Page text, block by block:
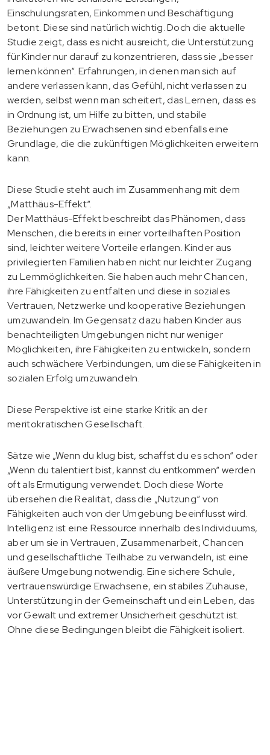
Einschulungsraten, Einkommen und Beschäftigung
betont. Diese sind natürlich wichtig. Doch die aktuelle
Studie zeigt, dass es nicht ausreicht, die Unterstützung
für Kinder nur darauf zu konzentrieren, dass sie „besser
lernen können“. Erfahrungen, in denen man sich auf
andere verlassen kann, das Gefühl, nicht verlassen zu
werden, selbst wenn man scheitert, das Lernen, dass es
in Ordnung ist, um Hilfe zu bitten, und stabile
Beziehungen zu Erwachsenen sind ebenfalls eine
Grundlage, die die zukünftigen Möglichkeiten erweitern
kann.
Diese Studie steht auch im Zusammenhang mit dem
„Matthäus-Effekt“.
Der Matthäus-Effekt beschreibt das Phänomen, dass
Menschen, die bereits in einer vorteilhaften Position
sind, leichter weitere Vorteile erlangen. Kinder aus
privilegierten Familien haben nicht nur leichter Zugang
zu Lernmöglichkeiten. Sie haben auch mehr Chancen,
ihre Fähigkeiten zu entfalten und diese in soziales
Vertrauen, Netzwerke und kooperative Beziehungen
umzuwandeln. Im Gegensatz dazu haben Kinder aus
benachteiligten Umgebungen nicht nur weniger
Möglichkeiten, ihre Fähigkeiten zu entwickeln, sondern
auch schwächere Verbindungen, um diese Fähigkeiten in
sozialen Erfolg umzuwandeln.
Diese Perspektive ist eine starke Kritik an der
meritokratischen Gesellschaft.
Sätze wie „Wenn du klug bist, schaffst du es schon“ oder
„Wenn du talentiert bist, kannst du entkommen“ werden
oft als Ermutigung verwendet. Doch diese Worte
übersehen die Realität, dass die „Nutzung“ von
Fähigkeiten auch von der Umgebung beeinflusst wird.
Intelligenz ist eine Ressource innerhalb des Individuums,
aber um sie in Vertrauen, Zusammenarbeit, Chancen
und gesellschaftliche Teilhabe zu verwandeln, ist eine
äußere Umgebung notwendig. Eine sichere Schule,
vertrauenswürdige Erwachsene, ein stabiles Zuhause,
Unterstützung in der Gemeinschaft und ein Leben, das
vor Gewalt und extremer Unsicherheit geschützt ist.
Ohne diese Bedingungen bleibt die Fähigkeit isoliert.